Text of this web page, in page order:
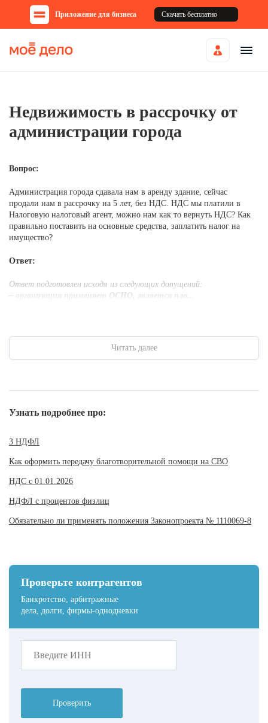
Приложение для бизнеса Скачать бесплатно
Проверьте контрагентов
Банкротство, арбитражные
дела, долги, фирмы-однодневки
Проверить
Недвижимость в рассрочку от
администрации города
Вопрос:
Администрация города сдавала нам в аренду здание, сейчас
продали нам в рассрочку на 5 лет, без НДС. НДС мы платили в
Налоговую налоговый агент, можно нам как то вернуть НДС? Как
правильно поставить на основные средства, заплатить налог на
имущество?
Ответ:
Ответ подготовлен исходя из следующих допущений:
– организация применяет ОСНО, является пла...
Читать далее
Узнать подробнее про:
3 НДФЛ
Как оформить передачу благотворительной помощи на СВО
НДС с 01.01.2026
НДФЛ с процентов физлиц
Обязательно ли применять положения Законопроекта № 1110069-8